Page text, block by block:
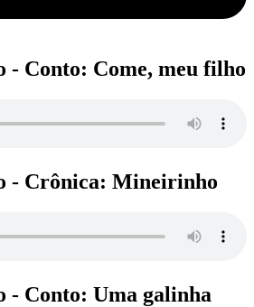
- Conto: Come, meu filho
- Crônica: Mineirinho
- Conto: Uma galinha